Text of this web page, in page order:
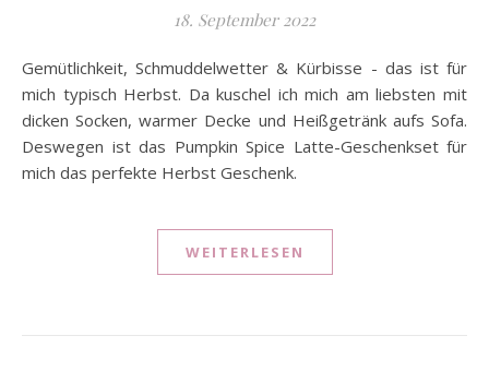
18. September 2022
Gemütlichkeit, Schmuddelwetter & Kürbisse - das ist für
mich typisch Herbst. Da kuschel ich mich am liebsten mit
dicken Socken, warmer Decke und Heißgetränk aufs Sofa.
Deswegen ist das Pumpkin Spice Latte-Geschenkset für
mich das perfekte Herbst Geschenk.
WEITERLESEN